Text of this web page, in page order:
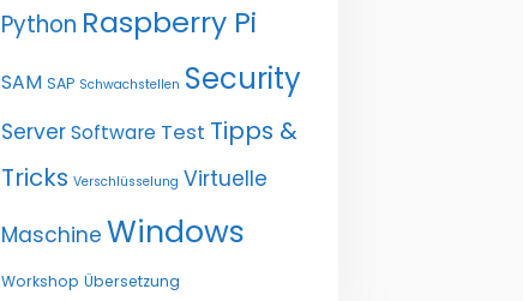
Python Raspberry Pi
SAM SAP Schwachstellen Security
ServerSoftware Test Tipps &
Tricks Verschlüsselung Virtuelle
Maschine Windows
Workshop Übersetzung